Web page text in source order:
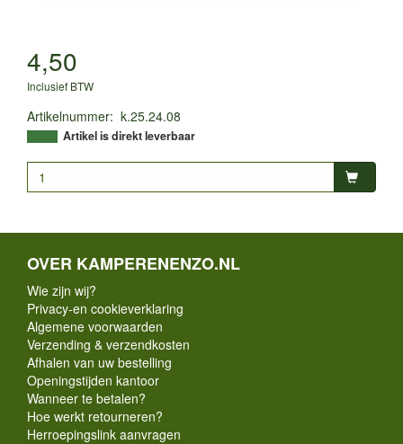
4,50
Inclusief BTW
Artikelnummer: k.25.24.08
Artikel is direkt leverbaar
OVER KAMPERENENZO.NL
Wie zijn wij?
Privacy-en cookieverklaring
Algemene voorwaarden
Verzending & verzendkosten
Afhalen van uw bestelling
Openingstijden kantoor
Wanneer te betalen?
Hoe werkt retourneren?
Herroepingslink aanvragen